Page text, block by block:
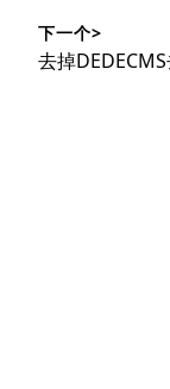
导
航
文
章：
下一个>
下
去掉